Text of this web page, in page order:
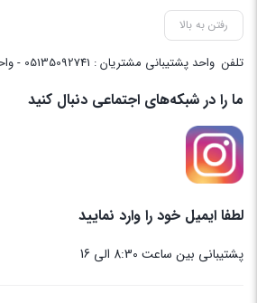
رفتن به بالا
تلفن واحد پشتیبانی مشتریان : 05135092741 - واحد پشتیبانی : 09157153791 - پشتیبانی واحد فنی سایت : 09058048656
ما را در شبکه‌های اجتماعی دنبال کنید
لطفا ایمیل خود را وارد نمایید
پشتیبانی بین ساعت 8:30 الی 16